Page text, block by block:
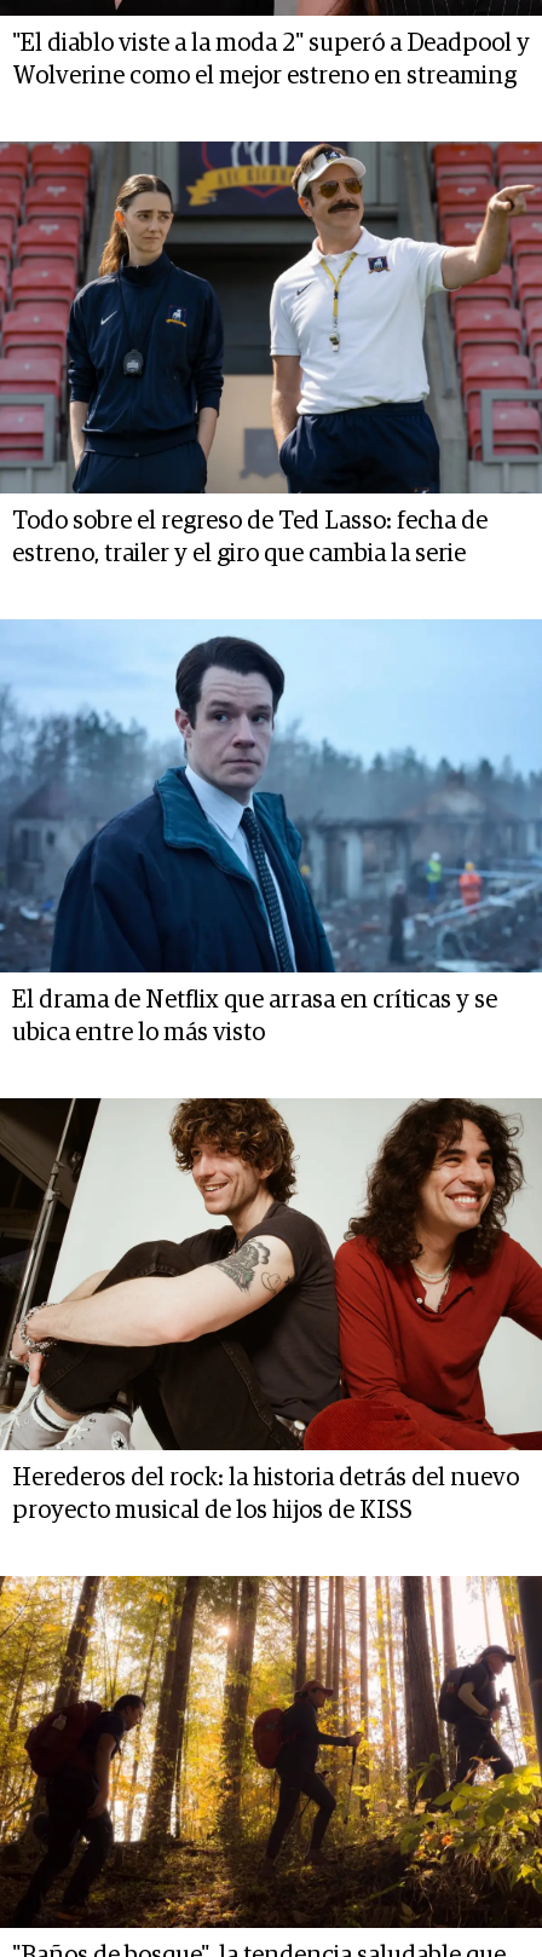
"El diablo viste a la moda 2" superó a Deadpool y
Wolverine como el mejor estreno en streaming
Todo sobre el regreso de Ted Lasso: fecha de
estreno, trailer y el giro que cambia la serie
El drama de Netflix que arrasa en críticas y se
ubica entre lo más visto
Herederos del rock: la historia detrás del nuevo
proyecto musical de los hijos de KISS